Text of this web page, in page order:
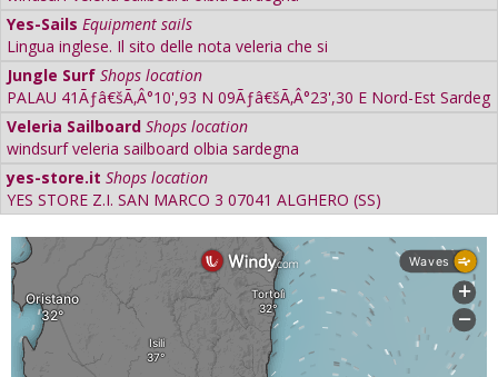
Yes-Sails Equipment sails
Lingua inglese. Il sito delle nota veleria che si
Jungle Surf Shops location
PALAU 41Ãƒâ€šÃ‚Â°10',93 N 09Ãƒâ€šÃ‚Â°23',30 E Nord-Est Sardeg
Veleria Sailboard Shops location
windsurf veleria sailboard olbia sardegna
yes-store.it Shops location
YES STORE Z.I. SAN MARCO 3 07041 ALGHERO (SS)